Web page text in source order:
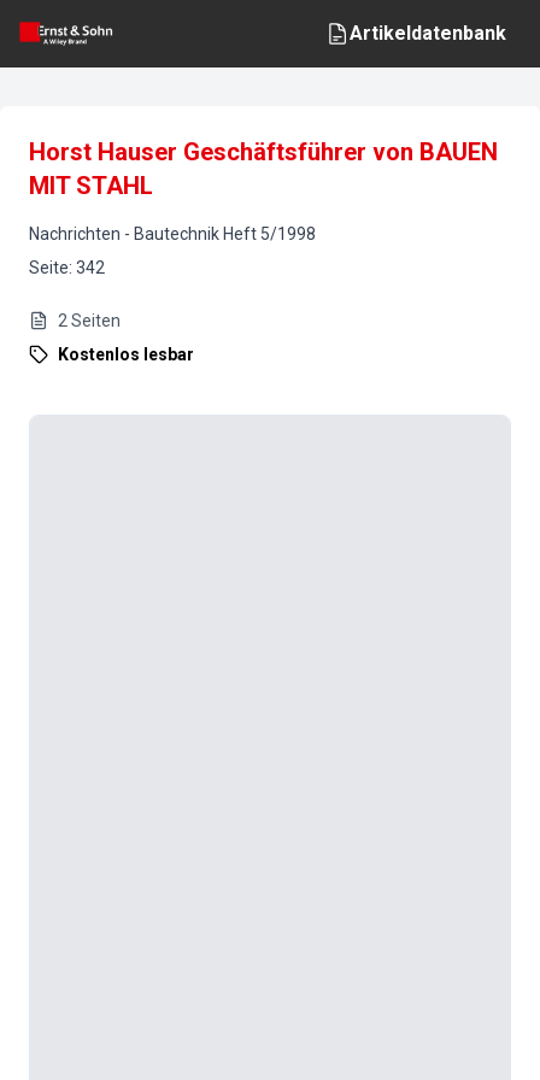
Artikeldatenbank
Horst Hauser Geschäftsführer von BAUEN
MIT STAHL
Nachrichten - Bautechnik Heft 5/1998
Seite: 342
2 Seiten
Kostenlos lesbar